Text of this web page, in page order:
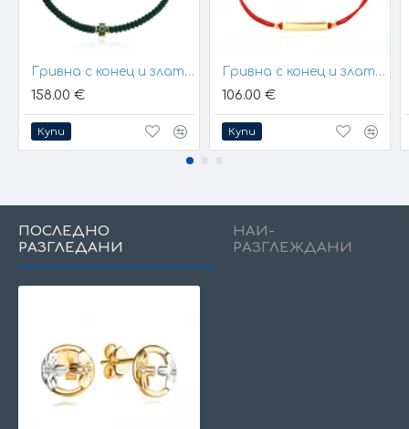
Гривна с конец и златен елемент кръст
158.00 €
Купи
Гривна с конец и златна плочка за гравиране
106.00 €
Купи
ПОСЛЕДНО
РАЗГЛЕДАНИ
НАЙ-
РАЗГЛЕЖДАНИ